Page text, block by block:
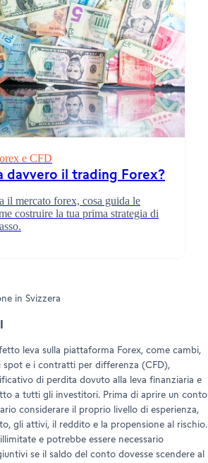
e CFD
davvero il trading Forex?
il mercato forex, cosa guida le
costruire la tua prima strategia di
legali
in Svizzera
leva sulla piattaforma Forex, come cambi,
spot e i contratti per differenza (CFD),
di perdita dovuto alla leva finanziaria e
a tutti gli investitori. Prima di aprire un conto
considerare il proprio livello di esperienza,
gli attivi, il reddito e la propensione al rischio.
e potrebbe essere necessario
se il saldo del conto dovesse scendere al